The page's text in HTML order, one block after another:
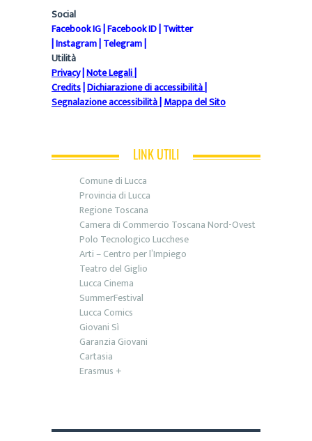
Social
Facebook IG|Facebook ID|Twitter
|Instagram|Telegram|
Utilità
Privacy|Note Legali|
Credits|Dichiarazione di accessibilità|
Segnalazione accessibilità|Mappa del Sito
LINK UTILI
Comune di Lucca
Provincia di Lucca
Regione Toscana
Camera di Commercio Toscana Nord-Ovest
Polo Tecnologico Lucchese
Arti – Centro per l’Impiego
Teatro del Giglio
Lucca Cinema
SummerFestival
Lucca Comics
Giovani Sì
Garanzia Giovani
Cartasia
Erasmus +